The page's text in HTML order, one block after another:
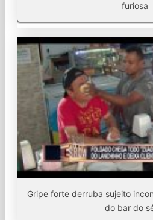
furiosa
Gripe forte derruba sujeito
do bar do